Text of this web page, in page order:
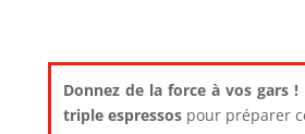
Donnez de la force à vos gars !
triple espressos pour préparer